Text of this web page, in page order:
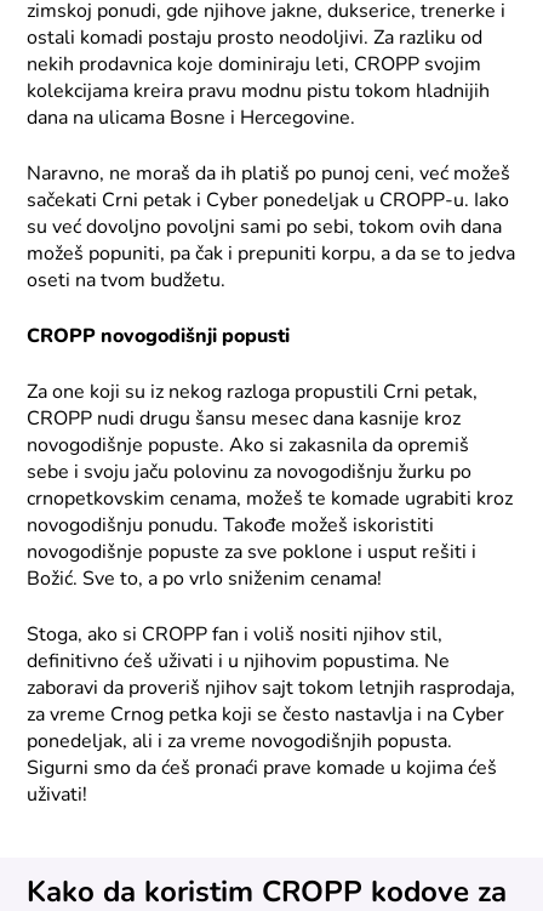
zimskoj ponudi, gde njihove jakne, dukserice, trenerke i
ostali komadi postaju prosto neodoljivi. Za razliku od
nekih prodavnica koje dominiraju leti, CROPP svojim
kolekcijama kreira pravu modnu pistu tokom hladnijih
dana na ulicama Bosne i Hercegovine.
Naravno, ne moraš da ih platiš po punoj ceni, već možeš
sačekati Crni petak i Cyber ponedeljak u CROPP-u. Iako
su već dovoljno povoljni sami po sebi, tokom ovih dana
možeš popuniti, pa čak i prepuniti korpu, a da se to jedva
oseti na tvom budžetu.
CROPP novogodišnji popusti
Za one koji su iz nekog razloga propustili Crni petak,
CROPP nudi drugu šansu mesec dana kasnije kroz
novogodišnje popuste. Ako si zakasnila da opremiš
sebe i svoju jaču polovinu za novogodišnju žurku po
crnopetkovskim cenama, možeš te komade ugrabiti kroz
novogodišnju ponudu. Takođe možeš iskoristiti
novogodišnje popuste za sve poklone i usput rešiti i
Božić. Sve to, a po vrlo sniženim cenama!
Stoga, ako si CROPP fan i voliš nositi njihov stil,
definitivno ćeš uživati i u njihovim popustima. Ne
zaboravi da proveriš njihov sajt tokom letnjih rasprodaja,
za vreme Crnog petka koji se često nastavlja i na Cyber
ponedeljak, ali i za vreme novogodišnjih popusta.
Sigurni smo da ćeš pronaći prave komade u kojima ćeš
uživati!
Kako da koristim CROPP kodove za